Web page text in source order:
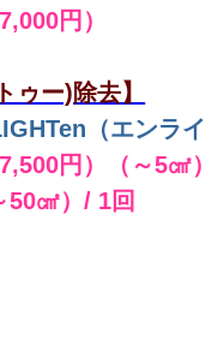
円）
ゥー)除去】
（エンライ
円）（～5㎠
㎠）/ 1回